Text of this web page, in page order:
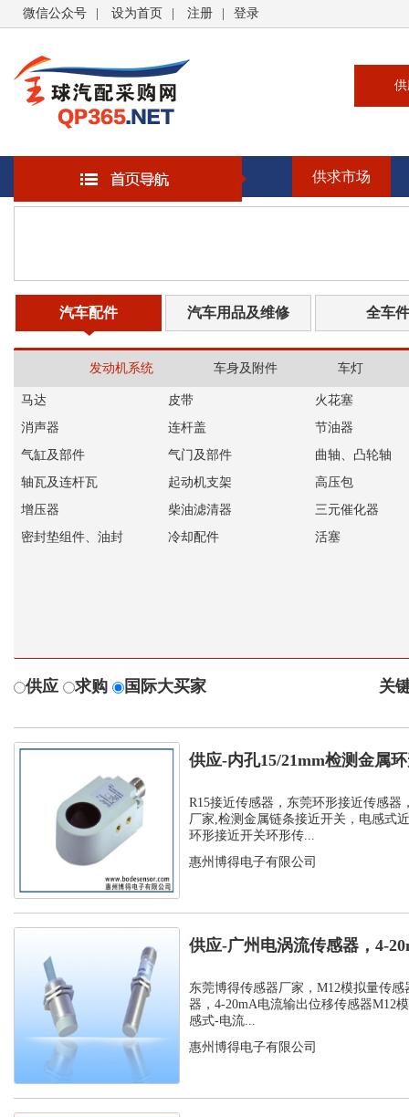
微信公众号 设为首页 注册 登录
供求市场
汽车配件 汽车用品及维修 全车件
发动机系统 车身及附件 车灯
马达 皮带
火花塞
消声器
连杆盖
节油器
气缸及部件
气门及部件
曲轴、凸轮轴
轴瓦及连杆瓦
起动机支架
高压包
增压器
柴油滤清器
三元催化器
密封垫组件、油封
冷却配件 活塞
供应 求购 国际大买家 关
供应-内孔15/21mm检测金属
孔环...
R15接近传感器，东莞环形接近传感器
厂家,检测金属链条接近开关，电感式
环形接近开关环形传...
惠州博得电子有限公司
供应-广州电涡流传感器，4-
位移传...
东莞博得传感器厂家，M12模拟量传
器，4-20mA电流输出位移传感器M12
感式-电流...
惠州博得电子有限公司